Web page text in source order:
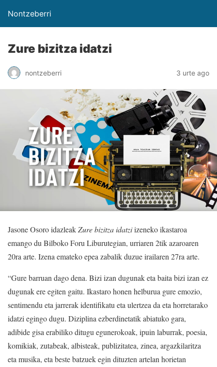
Nontzeberri
Zure bizitza idatzi
nontzeberri 3 urte ago
Jasone Osoro idazleakZure bizitza idatziizeneko ikastaroa
emango du Bilboko Foru Liburutegian, urriaren 2tik azaroaren
20ra arte. Izena emateko epea zabalik duzue irailaren 27ra arte.
“Gure barruan dago dena. Bizi izan dugunak eta baita bizi izan ez
dugunak ere egiten gaitu. Ikastaro honen helburua gure emozio,
sentimendu eta jarrerak identifikatu eta ulertzea da eta horretarako
idatzi egingo dugu. Diziplina ezberdinetatik abiatuko gara,
adibide gisa erabiliko ditugu egunerokoak, ipuin laburrak, poesia,
komikiak, zutabeak, albisteak, publizitatea, zinea, argazkilaritza
eta musika, eta beste batzuek egin dituzten artelan horietan